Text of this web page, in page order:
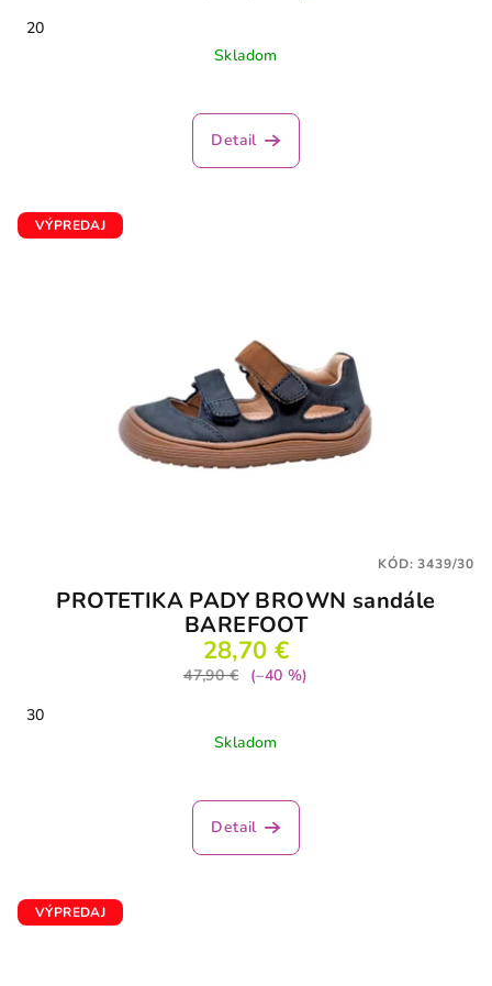
20
Skladom
Detail
VÝPREDAJ
PROTETIKA PADY BROWN sandále
BAREFOOT
28,70 €
47,90 €
(–40 %)
30
Skladom
Detail
KÓD:3439/30
VÝPREDAJ